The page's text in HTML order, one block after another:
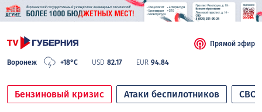
Воронеж +18°C USD 82.17 EUR 94.84
Прямой эфир
Бензиновый кризис Атаки беспилотников СВО